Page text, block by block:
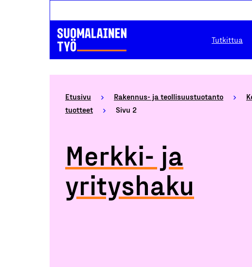
Tutkittua
Etusivu Rakennus- ja teollisuustuotanto
tuotteet
Sivu 2
Merkki- ja
yrityshaku